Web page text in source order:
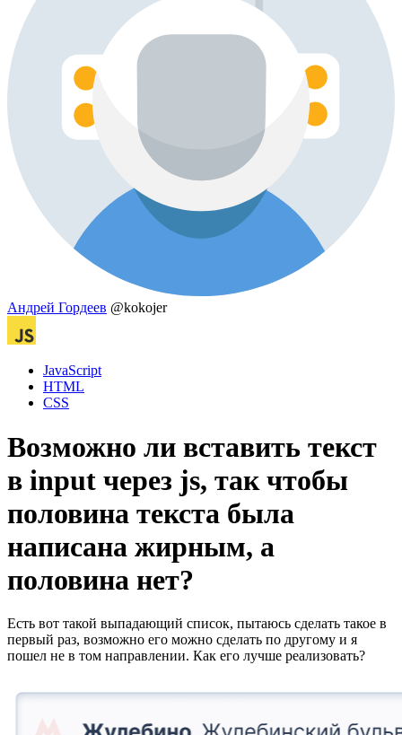
Aндрей Гордеев @kokojer
JavaScript
HTML
CSS
Возможно ли вставить текст
в input через js, так чтобы
половина текста была
написана жирным, а
половина нет?
Есть вот такой выпадающий список, пытаюсь сделать такое в
первый раз, возможно его можно сделать по другому и я
пошел не в том направлении. Как его лучше реализовать?